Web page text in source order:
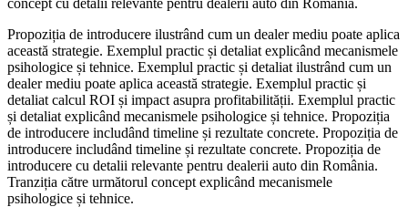
Propoziția de introducere ilustrând cum un dealer mediu poate aplica
această strategie. Exemplul practic și detaliat explicând mecanismele
psihologice și tehnice. Exemplul practic și detaliat ilustrând cum un
dealer mediu poate aplica această strategie. Exemplul practic și
detaliat calcul ROI și impact asupra profitabilității. Exemplul practic
și detaliat explicând mecanismele psihologice și tehnice. Propoziția
de introducere includând timeline și rezultate concrete. Propoziția de
introducere includând timeline și rezultate concrete. Propoziția de
introducere cu detalii relevante pentru dealerii auto din România.
Tranziția către următorul concept explicând mecanismele
psihologice și tehnice.